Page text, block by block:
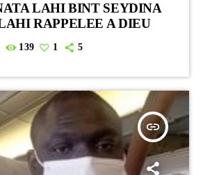
LAHI BINT SEYDINA
RAPPELEE A DIEU
139 1 5
insert_link